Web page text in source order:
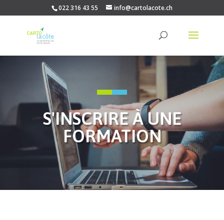
022 316 43 55 info@cartolacote.ch
S'INSCRIRE À UNE
FORMATION